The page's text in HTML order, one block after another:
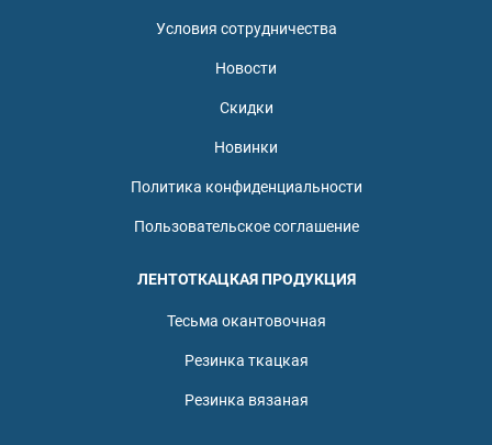
Условия сотрудничества
Новости
Скидки
Новинки
Политика конфиденциальности
Пользовательское соглашение
ЛЕНТОТКАЦКАЯ ПРОДУКЦИЯ
Тесьма окантовочная
Резинка ткацкая
Резинка вязаная